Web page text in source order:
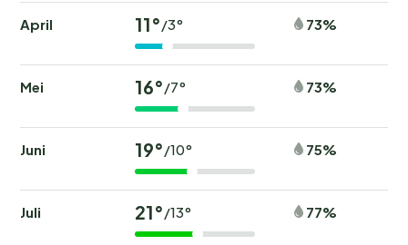
April 11°/3° 73%
Mei 16°/7° 73%
Juni 19°/10° 75%
Juli 21°/13° 77%